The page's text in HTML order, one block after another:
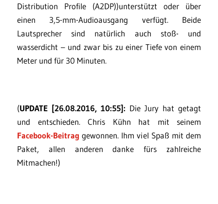
Distribution Profile (A2DP))unterstützt oder über
einen 3,5-mm-Audioausgang verfügt. Beide
Lautsprecher sind natürlich auch stoß- und
wasserdicht – und zwar bis zu einer Tiefe von einem
Meter und für 30 Minuten.
(UPDATE [26.08.2016, 10:55]: Die Jury hat getagt
und entschieden. Chris Kühn hat mit seinem
Facebook-Beitrag gewonnen. Ihm viel Spaß mit dem
Paket, allen anderen danke fürs zahlreiche
Mitmachen!)